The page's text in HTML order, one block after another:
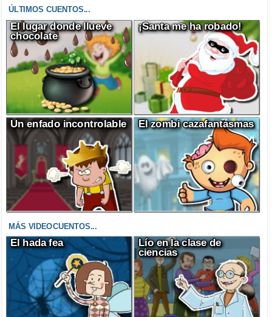
ÚLTIMOS CUENTOS...
El lugar donde llueve
chocolate
¡Santa me ha robado!
Un enfado incontrolable El zombi cazafantasmas
MÁS VIDEOCUENTOS...
El hada fea
Lío en la clase de
ciencias